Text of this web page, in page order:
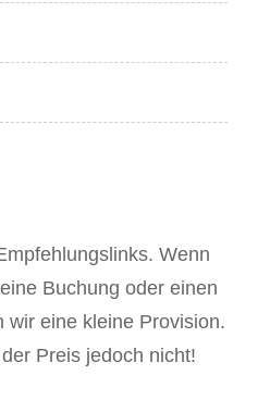
Wenn
Buchung oder einen
wir eine kleine Provision.
Preis jedoch nicht!